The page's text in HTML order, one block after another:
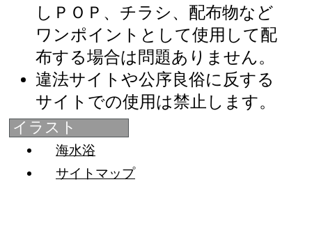
しＰＯＰ、チラシ、配布物など
ワンポイントとして使用して配
布する場合は問題ありません。
違法サイトや公序良俗に反する
サイトでの使用は禁止します。
イラスト
海水浴
サイトマップ